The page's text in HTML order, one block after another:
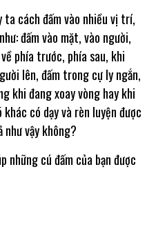
cách đấm vào nhiều vị trí,
đấm vào mặt, vào người,
phía trước, phía sau, khi
lên, đấm trong cự ly ngắn,
khi đang xoay vòng hay khi
có dạy và rèn luyện được
như vậy không?
những cú đấm của bạn được